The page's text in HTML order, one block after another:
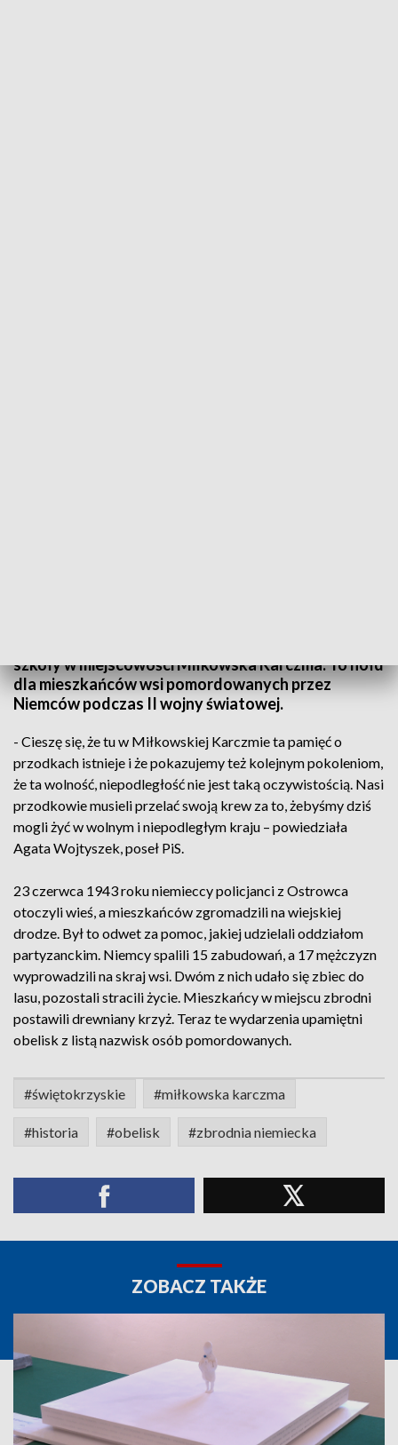
szkoły w miejscowości Miłkowska Karczma. To hołd
dla mieszkańców wsi pomordowanych przez
Niemców podczas II wojny światowej.
- Cieszę się, że tu w Miłkowskiej Karczmie ta pamięć o
przodkach istnieje i że pokazujemy też kolejnym pokoleniom,
że ta wolność, niepodległość nie jest taką oczywistością. Nasi
przodkowie musieli przelać swoją krew za to, żebyśmy dziś
mogli żyć w wolnym i niepodległym kraju – powiedziała
Agata Wojtyszek, poseł PiS.
23 czerwca 1943 roku niemieccy policjanci z Ostrowca
otoczyli wieś, a mieszkańców zgromadzili na wiejskiej
drodze. Był to odwet za pomoc, jakiej udzielali oddziałom
partyzanckim. Niemcy spalili 15 zabudowań, a 17 mężczyzn
wyprowadzili na skraj wsi. Dwóm z nich udało się zbiec do
lasu, pozostali stracili życie. Mieszkańcy w miejscu zbrodni
postawili drewniany krzyż. Teraz te wydarzenia upamiętni
obelisk z listą nazwisk osób pomordowanych.
#świętokrzyskie #miłkowska karczma
#historia #obelisk #zbrodnia niemiecka
ZOBACZ TAKŻE